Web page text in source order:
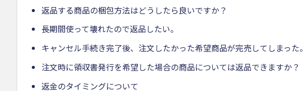
返品する商品の梱包方法はどうしたら良いですか？
長期間使って壊れたので返品したい。
キャンセル手続き完了後、注文したかった希望商品が完売してしまった。
注文時に領収書発行を希望した場合の商品については返品できますか？
返金のタイミングについて